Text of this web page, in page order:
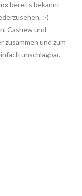
bereits bekannt
:-)
Cashew und
zusammen und zum
unschlagbar.